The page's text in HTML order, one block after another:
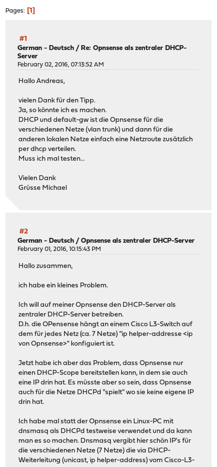
Pages 1
#1
German - Deutsch / Re: Opnsense als zentraler DHCP-
Server
February 02, 2016, 07:13:52 AM
Hallo Andreas,
vielen Dank für den Tipp.
Ja, so könnte ich es machen.
DHCP und default-gw ist die Opnsense für die
verschiedenen Netze (vlan trunk) und dann für die
anderen lokalen Netze einfach eine Netzroute zusätzlich
per dhcp verteilen.
Muss ich mal testen...
Vielen Dank
Grüsse Michael
#2
German - Deutsch /Opnsense als zentraler DHCP-Server
February 01, 2016, 10:15:43 PM
Hallo zusammen,
ich habe ein kleines Problem.
Ich will auf meiner Opnsense den DHCP-Server als
zentraler DHCP-Server betreiben.
D.h. die OPensense hängt an einem Cisco L3-Switch auf
dem für jedes Netz (ca. 7 Netze) "ip helper-addresse <ip
von Opnsense>" konfiguiert ist.
Jetzt habe ich aber das Problem, dass Opnsense nur
einen DHCP-Scope bereitstellen kann, in dem sie auch
eine IP drin hat. Es müsste aber so sein, dass Opnsense
auch für die Netze DHCPd "spielt" wo sie keine eigene IP
drin hat.
Ich habe mal statt der Opnsense ein Linux-PC mit
dnsmasq als DHCPd testweise verwendet und da kann
man es so machen. Dnsmasq vergibt hier schön IP's für
die verschiedenen Netze (7 Netze) die via DHCP-
Weiterleitung (unicast, ip helper-address) vom Cisco-L3-